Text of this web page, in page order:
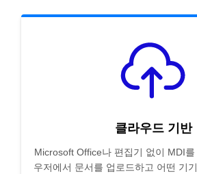
클라우드 기반
Microsoft Office나 편집기 없이 MDI
우저에서 문서를 업로드하고 어떤 기